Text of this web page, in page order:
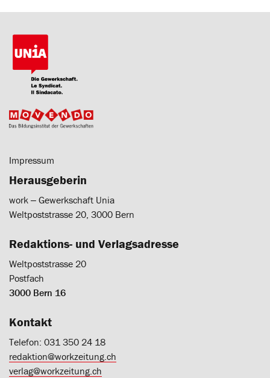
Impressum
Herausgeberin
work ‒ Gewerkschaft Unia
Weltpoststrasse 20, 3000 Bern
Redaktions- und Verlagsadresse
Weltpoststrasse 20
Postfach
3000 Bern 16
Kontakt
Telefon: 031 350 24 18
redaktion@workzeitung.ch
verlag@workzeitung.ch